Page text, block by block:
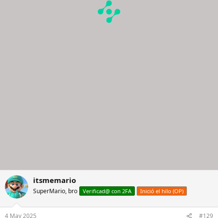
El problema de estos youtubers es que se les nota un montón
cuando les regalan los relojes las marcas y cuando los tienen que
itsmemario
SuperMario, bro Verificad@ con 2FA Inició el hilo (OP)
4 May 2025 #129